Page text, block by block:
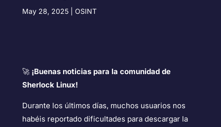
May 28, 2025| OSINT
🚀 ¡Buenas noticias para la comunidad de
Sherlock Linux!
Durante los últimos días, muchos usuarios nos
habéis reportado dificultades para descargar la